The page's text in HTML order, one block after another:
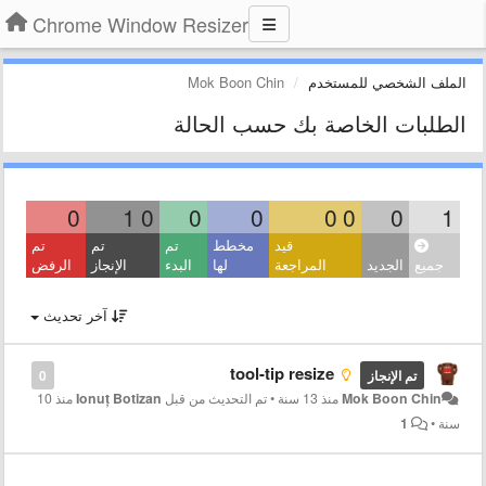
Chrome Window Resizer
الملف الشخصي للمستخدم Mok Boon Chin
الطلبات الخاصة بك حسب الحالة
1
0
0
0
0
0
0
1
0
جميع الجديد
قيد
المراجعة
مخطط
لها
تم
البدء
تم
الإنجاز
تم
الرفض
آخر تحديث
0 تم الإنجاز tool-tip resize
Mok Boon Chinمنذ 13 سنة •تم التحديث من قبل Ionuț Botizan
منذ 10
سنة •
1